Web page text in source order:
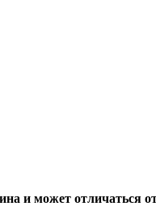
и может отличаться